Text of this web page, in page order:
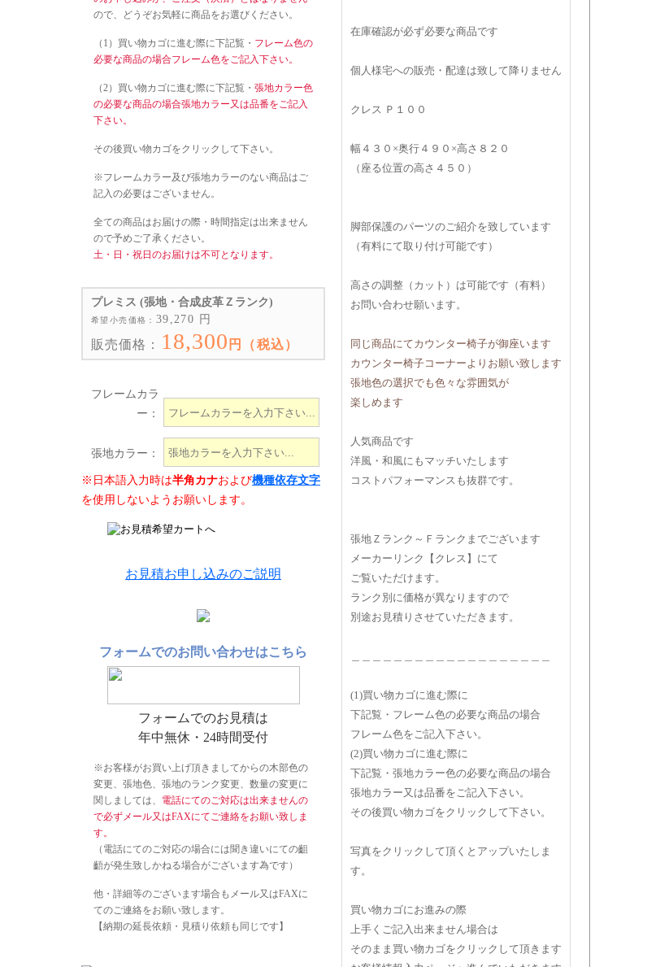
ので、どうぞお気軽に商品をお選びください。
（1）買い物カゴに進む際に下記覧・ フレーム色の
必要な商品の場合フレーム色をご記入下さい。
（2）買い物カゴに進む際に下記覧・ 張地カラー色
の必要な商品の場合張地カラー又は品番をご記入
下さい。
その後買い物カゴをクリックして下さい。
※フレームカラー及び張地カラーのない商品はご
記入の必要はございません。
全ての商品はお届けの際・時間指定は出来ません
ので予めご了承ください。
土・日・祝日のお届けは不可となります。
プレミス (張地・合成皮革Ｚランク)
希望小売価格： 39,270 円
販売価格： 18,300 円（税込）
フレームカラ
ー：
張地カラー：
※日本語入力時は半角カナおよび機種依存文字
を使用しないようお願いします。
お見積お申し込みのご説明
フォームでのお問い合わせはこちら
フォームでのお見積は
年中無休・24時間受付
※お客様がお買い上げ頂きましてからの木部色の
変更、張地色、張地のランク変更、数量の変更に
関しましては、 電話にてのご対応は出来ませんの
で必ずメール又はFAXにてご連絡をお願い致しま
す。
（電話にてのご対応の場合には聞き違いにての齟
齬が発生致しかねる場合がございます為です）
他・詳細等のございます場合もメール又はFAXに
てのご連絡をお願い致します。
【納期の延長依頼・見積り依頼も同じです】
在庫確認が必ず必要な商品です
個人様宅への販売・配達は致して降りません
クレス Ｐ１００
幅４３０×奥行４９０×高さ８２０
（座る位置の高さ４５０）
脚部保護のパーツのご紹介を致しています
（有料にて取り付け可能です）
高さの調整（カット）は可能です（有料）
お問い合わせ願います。
同じ商品にてカウンター椅子が御座います
カウンター椅子コーナーよりお願い致します
張地色の選択でも色々な雰囲気が
楽しめます
人気商品です
洋風・和風にもマッチいたします
コストパフォーマンスも抜群です。
張地Ｚランク～Ｆランクまでございます
メーカーリンク【クレス】にて
ご覧いただけます。
ランク別に価格が異なりますので
別途お見積りさせていただきます。
(1)買い物カゴに進む際に
下記覧・フレーム色の必要な商品の場合
フレーム色をご記入下さい。
(2)買い物カゴに進む際に
下記覧・張地カラー色の必要な商品の場合
張地カラー又は品番をご記入下さい。
その後買い物カゴをクリックして下さい。
写真をクリックして頂くとアップいたしま
す。
買い物カゴにお進みの際
上手くご記入出来ません場合は
そのまま買い物カゴをクリックして頂きます